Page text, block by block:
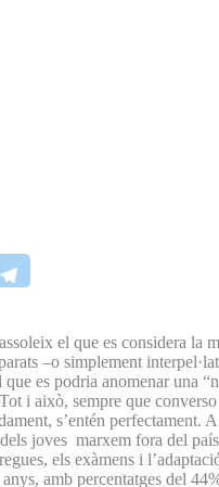
el que es considera
–o simplement
es podria anomenar una
i això, sempre que
s’entén
joves marxem fora del
els exàmens i
amb percentatges del